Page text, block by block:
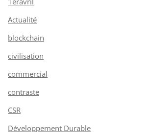
Actualité
blockchain
civilisation
commercial
contraste
CSR
Développement Durable